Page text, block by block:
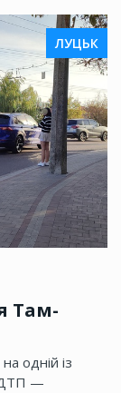
ЛУЦЬК
Там-
одній із
ДТП —